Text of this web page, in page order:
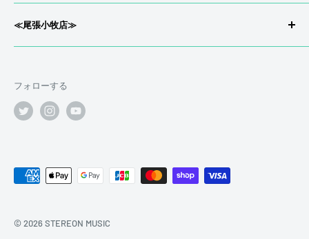
る細かな傷についてマイナス査定はいたしません。
☑ 塗装剥げ
●可能な限り明るい場所での撮影をお願いいたします。
●型番やロゴなどはハッキリと確認出来るようにお願いいた
プライバシーポリシー
配送について
利用規約
買取受付時間12:00~20:30
定休日 火曜日
≪尾張小牧店≫
営業時間10:00~23:00（年中無休）
買取受付時間12:00~21:00
【e-mail】otaichi.komaki.music@gmail.com
フォローする
© 2026 STEREON MUSIC